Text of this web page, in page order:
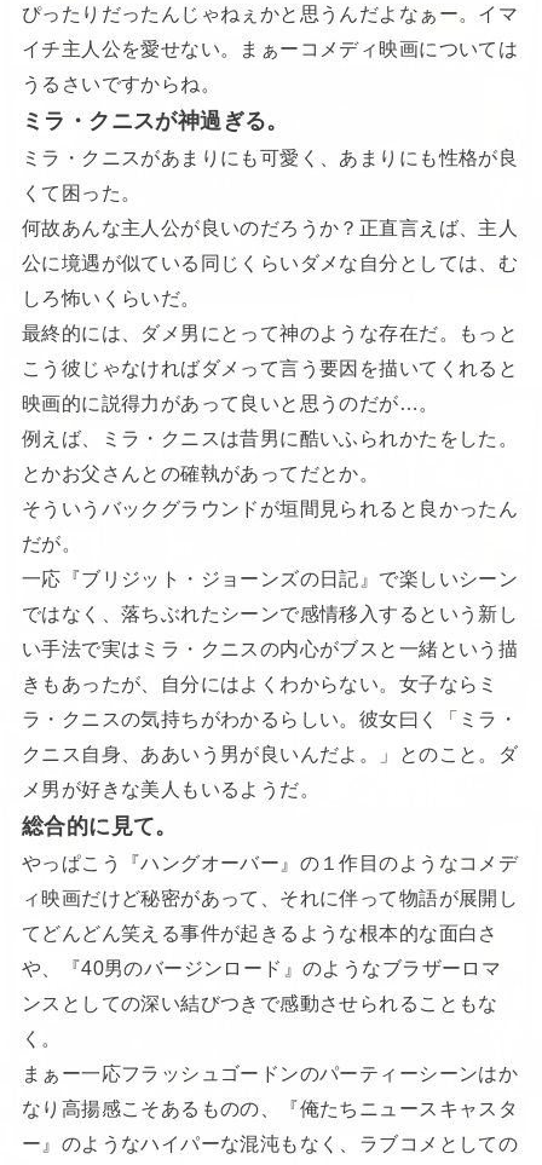
ぴったりだったんじゃねぇかと思うんだよなぁー。イマ
イチ主人公を愛せない。まぁーコメディ映画については
うるさいですからね。
ミラ・クニスが神過ぎる。
ミラ・クニスがあまりにも可愛く、あまりにも性格が良
くて困った。
何故あんな主人公が良いのだろうか？正直言えば、主人
公に境遇が似ている同じくらいダメな自分としては、む
しろ怖いくらいだ。
最終的には、ダメ男にとって神のような存在だ。もっと
こう彼じゃなければダメって言う要因を描いてくれると
映画的に説得力があって良いと思うのだが…。
例えば、ミラ・クニスは昔男に酷いふられかたをした。
とかお父さんとの確執があってだとか。
そういうバックグラウンドが垣間見られると良かったん
だが。
一応『ブリジット・ジョーンズの日記』で楽しいシーン
ではなく、落ちぶれたシーンで感情移入するという新し
い手法で実はミラ・クニスの内心がブスと一緒という描
きもあったが、自分にはよくわからない。女子ならミ
ラ・クニスの気持ちがわかるらしい。彼女曰く「ミラ・
クニス自身、ああいう男が良いんだよ。」とのこと。ダ
メ男が好きな美人もいるようだ。
総合的に見て。
やっぱこう『ハングオーバー』の１作目のようなコメデ
ィ映画だけど秘密があって、それに伴って物語が展開し
てどんどん笑える事件が起きるような根本的な面白さ
や、『40男のバージンロード』のようなブラザーロマ
ンスとしての深い結びつきで感動させられることもな
く。
まぁー一応フラッシュゴードンのパーティーシーンはか
なり高揚感こそあるものの、『俺たちニュースキャスタ
ー』のようなハイパーな混沌もなく、ラブコメとしての